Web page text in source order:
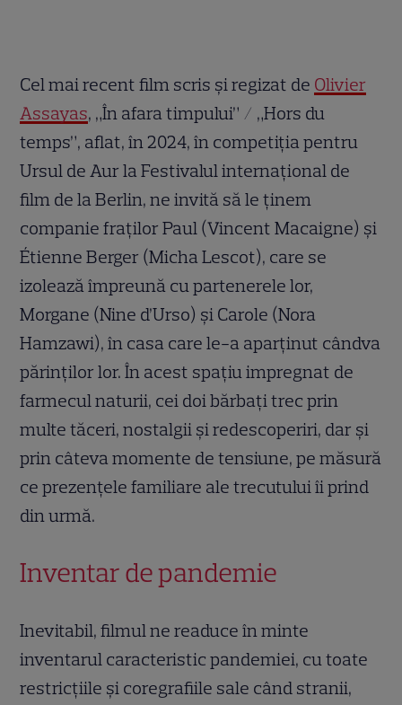
Cel mai recent film scris și regizat de Olivier
Assayas, „În afara timpului” / „Hors du
temps”, aflat, în 2024, în competiția pentru
Ursul de Aur la Festivalul internațional de
film de la Berlin, ne invită să le ținem
companie fraților Paul (Vincent Macaigne) și
Étienne Berger (Micha Lescot), care se
izolează împreună cu partenerele lor,
Morgane (Nine d’Urso) și Carole (Nora
Hamzawi), în casa care le-a aparținut cândva
părinților lor. În acest spațiu impregnat de
farmecul naturii, cei doi bărbați trec prin
multe tăceri, nostalgii și redescoperiri, dar și
prin câteva momente de tensiune, pe măsură
ce prezențele familiare ale trecutului îi prind
din urmă.
Inventar de pandemie
Inevitabil, filmul ne readuce în minte
inventarul caracteristic pandemiei, cu toate
restricțiile și coregrafiile sale când stranii,